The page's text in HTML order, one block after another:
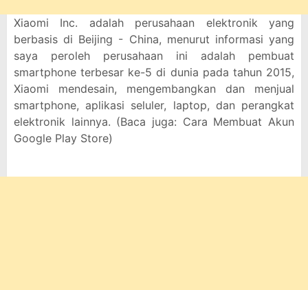
Xiaomi Inc. adalah perusahaan elektronik yang
berbasis di Beijing - China, menurut informasi yang
saya peroleh perusahaan ini adalah pembuat
smartphone terbesar ke-5 di dunia pada tahun 2015,
Xiaomi mendesain, mengembangkan dan menjual
smartphone, aplikasi seluler, laptop, dan perangkat
elektronik lainnya. (Baca juga: Cara Membuat Akun
Google Play Store)